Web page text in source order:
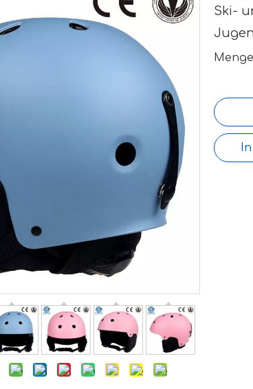
Ski-